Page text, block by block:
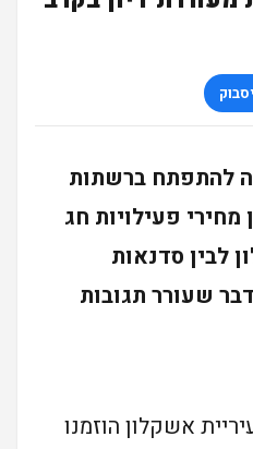
להתפתח ברשתות
פעילויות חג
לבין סדנאות
שעורר תגובות
אשקלון הוזמנו